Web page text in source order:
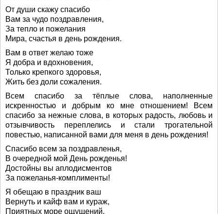
От души скажу спасибо
Вам за чудо поздравления,
За тепло и пожелания
Мира, счастья в день рождения.
Вам в ответ желаю тоже
Я добра и вдохновения,
Только крепкого здоровья,
Жить без доли сожаления.
Всем спасибо за тёплые слова, наполненные
искренностью и добрым ко мне отношением! Всем
спасибо за нежные слова, в которых радость, любовь и
отзывчивость переплелись и стали трогательной
повестью, написанной вами для меня в день рождения!
Спасибо всем за поздравленья,
В очередной мой День рожденья!
Достойны вы аплодисментов
За пожеланья-комплименты!
Я обещаю в праздник ваш
Вернуть и кайф вам и кураж,
Приятных море ощущений,